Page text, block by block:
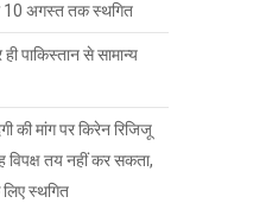
10 अगस्त तक स्थगित
पाकिस्तान से सामान्य
की मांग पर किरेन रिजिजू
तय नहीं कर सकता,
स्थगित